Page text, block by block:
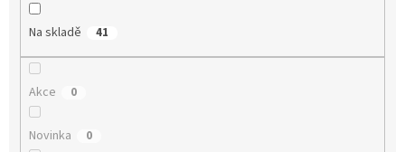
Na skladě 41
Akce 0
Novinka 0